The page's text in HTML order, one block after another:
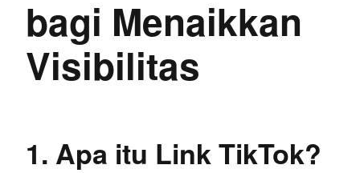
bagi Menaikkan
Visibilitas
1. Apa itu Link TikTok?